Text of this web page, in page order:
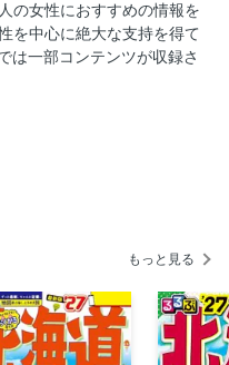
の女性におすすめの情報を
を中心に絶大な支持を得て
は一部コンテンツが収録さ
もっと見る